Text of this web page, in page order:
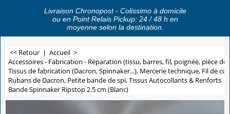
Livraison Chronopost - Colissimo à domicile
ou en Point Relais Pickup: 24 / 48 h en
moyenne selon la destination.
<< Retour | Accueil >
Accessoires - Fabrication - Réparation (tissu, barres, fil, poignée, pièce de
Tissus de fabrication (Dacron, Spinnaker...), Mercerie technique, Fil de
Rubans de Dacron, Petite bande de spi, Tissus Autocollants & Renforts
Bande Spinnaker Ripstop 2.5 cm (Blanc)